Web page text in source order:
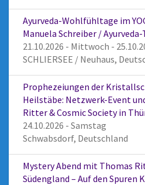
Ayurveda-Wohlfühltage im
Manuela Schreiber /
21.10.2026 - Mittwoch -
SCHLIERSEE / Neuhaus,
Prophezeiungen der
Heilstäbe: Netzwerk-Event
Ritter & Cosmic Society in
24.10.2026 - Samstag
Schwabsdorf, Deutschland
Mystery Abend mit Thomas
Südengland – Auf den Spuren